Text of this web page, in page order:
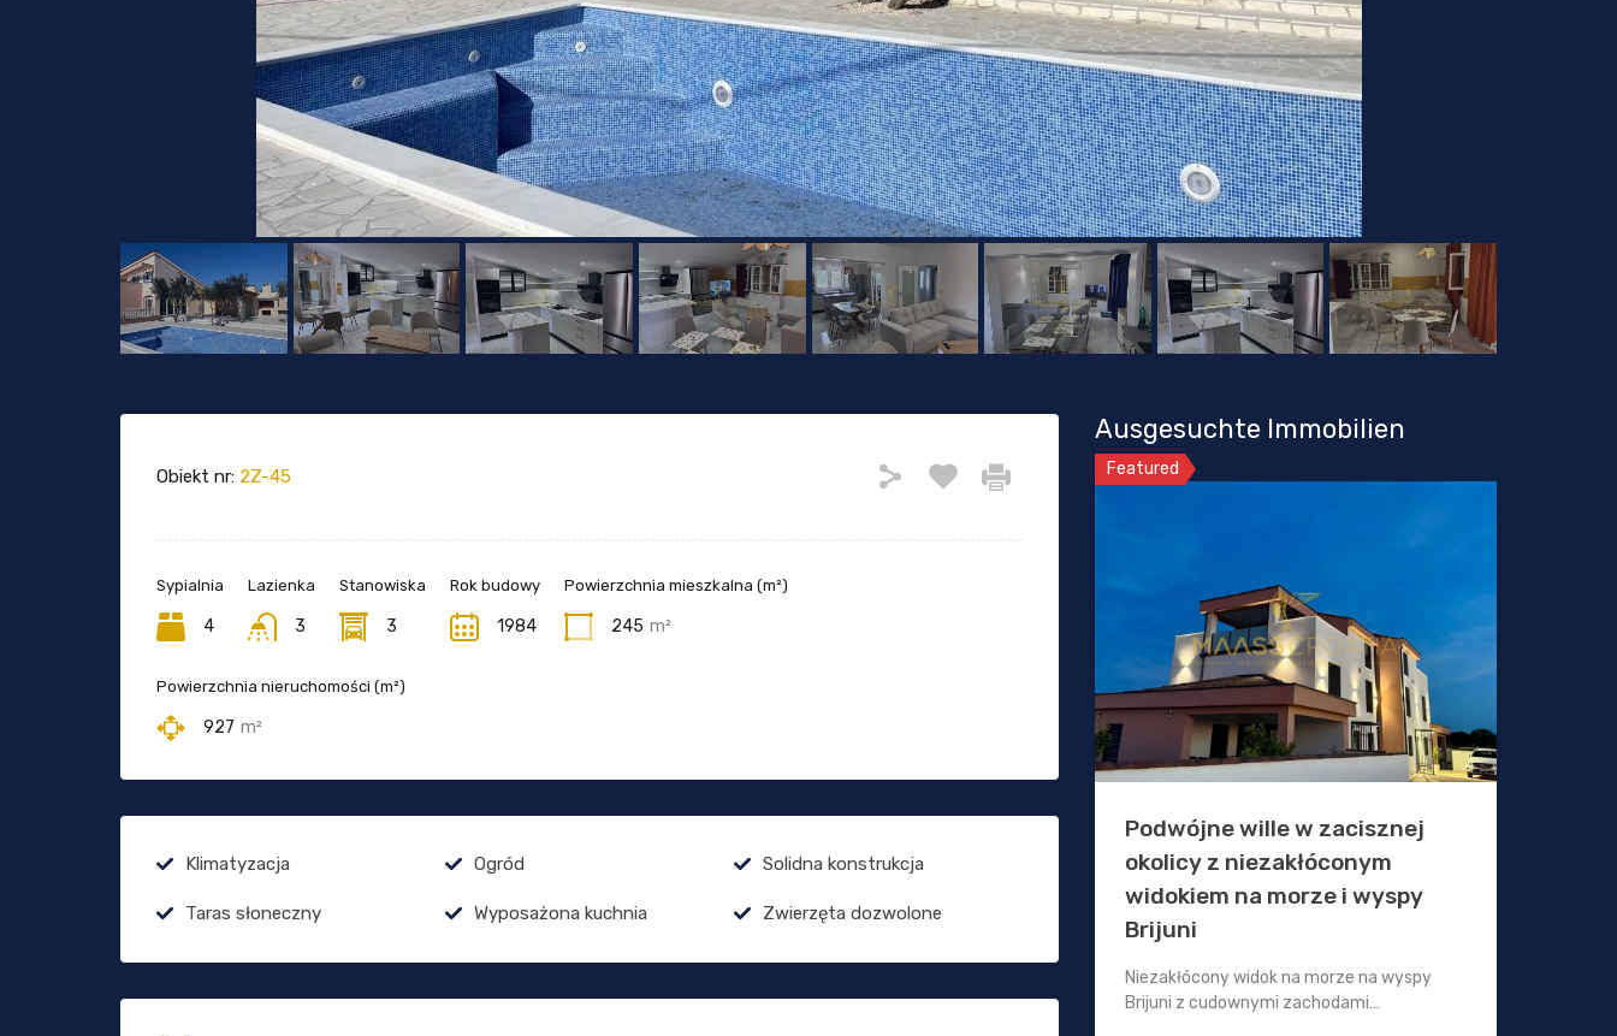
Obiekt nr: 2Z-45
Sypialnia
4
Lazienka
3
Stanowiska
3
Rok budowy
1984
Powierzchnia mieszkalna (m²)
245 m²
Powierzchnia nieruchomości (m²)
927 m²
Klimatyzacja Ogród Solidna konstrukcja
Taras słoneczny Wyposażona kuchnia Zwierzęta dozwolone
Ausgesuchte Immobilien
Featured
Podwójne wille w zacisznej
okolicy z niezakłóconym
widokiem na morze i wyspy
Brijuni
Niezakłócony widok na morze na wyspy
Brijuni z cudownymi zachodami…